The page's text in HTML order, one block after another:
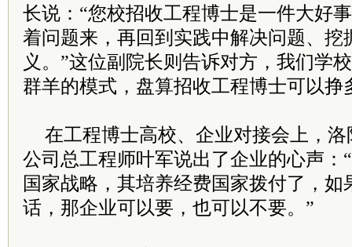
长说：“您校招收工程博士是一件大好
着问题来，再回到实践中解决问题、挖
义。”这位副院长则告诉对方，我们学
群羊的模式，盘算招收工程博士可以挣
在工程博士高校、企业对接会上，
公司总工程师叶军说出了企业的心声：
国家战略，其培养经费国家拨付了，如
话，那企业可以要，也可以不要。”